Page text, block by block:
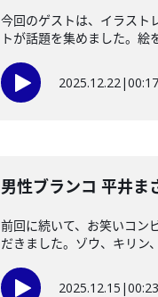
今回のゲストは、イラスト
トが話題を集めました。絵
2025.12.22|
男性ブランコ 平井ま
前回に続いて、お笑いコン
だきました。ゾウ、キリン
2025.12.15 |